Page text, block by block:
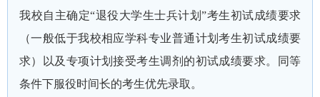
我校自主确定“退役大学生士兵计划”考生初试成绩要求
（一般低于我校相应学科专业普通计划考生初试成绩要
求）以及专项计划接受考生调剂的初试成绩要求。同等
条件下服役时间长的考生优先录取。